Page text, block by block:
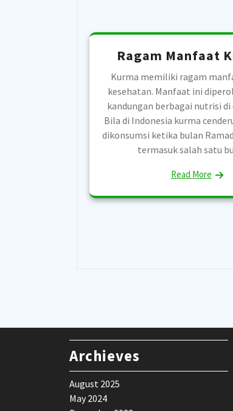
Ragam Manfaat
Kurma memiliki ragam
kesehatan. Manfaat ini
kandungan berbagai nutrisi di
Bila di Indonesia kurma
dikonsumsi ketika bulan
termasuk salah satu
Read More
Archieves
August 2025
May 2024